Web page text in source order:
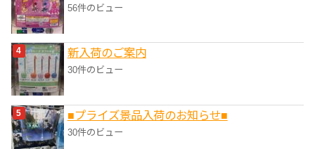
56件のビュー
新入荷のご案内
30件のビュー
■プライズ景品入荷のお知らせ■
30件のビュー